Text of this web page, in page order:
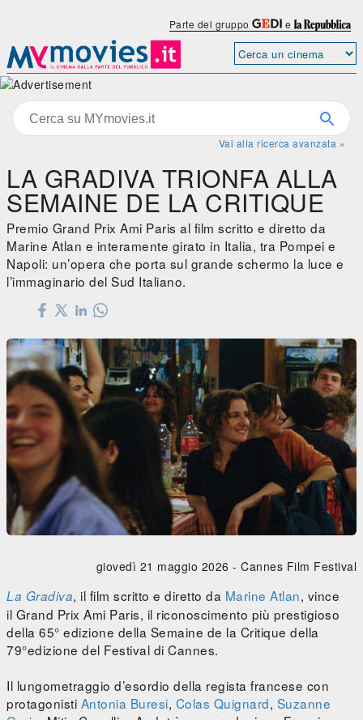
Parte del gruppo e
Vai alla ricerca avanzata »
LA GRADIVA TRIONFA ALLA
SEMAINE DE LA CRITIQUE
Premio Grand Prix Ami Paris al film scritto e diretto da
Marine Atlan e interamente girato in Italia, tra Pompei e
Napoli: un’opera che porta sul grande schermo la luce e
l’immaginario del Sud Italiano.
giovedì 21 maggio 2026 - Cannes Film Festival
La Gradiva, il film scritto e diretto da Marine Atlan, vince
il Grand Prix Ami Paris, il riconoscimento più prestigioso
della 65° edizione della Semaine de la Critique della
79°edizione del Festival di Cannes.
Il lungometraggio d’esordio della regista francese con
protagonisti Antonia Buresi, Colas Quignard, Suzanne